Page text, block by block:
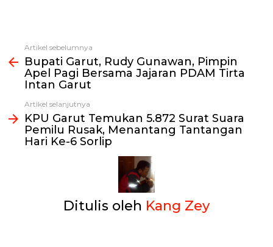
Lihat
selengkapnya
Artikel sebelumnya
Bupati Garut, Rudy Gunawan, Pimpin
Apel Pagi Bersama Jajaran PDAM Tirta
Intan Garut
Artikel selanjutnya
KPU Garut Temukan 5.872 Surat Suara
Pemilu Rusak, Menantang Tantangan
Hari Ke-6 Sorlip
Ditulis oleh Kang Zey